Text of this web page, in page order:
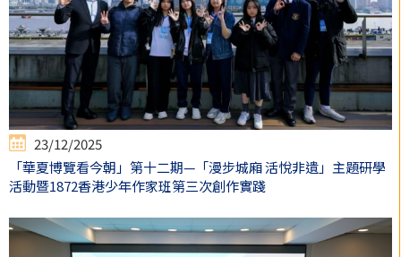
23/12/2025
「華夏博覽看今朝」第十二期—「漫步城廂 活悅非遺」主題研學
活動暨1872香港少年作家班第三次創作實踐